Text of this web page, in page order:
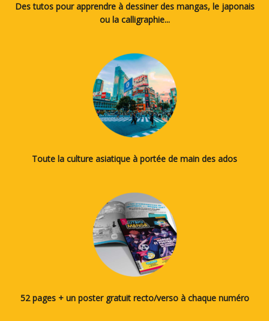
Des tutos pour apprendre à dessiner des mangas, le japonais
ou la calligraphie...
Toute la culture asiatique à portée de main des ados
52 pages + un poster gratuit recto/verso à chaque numéro